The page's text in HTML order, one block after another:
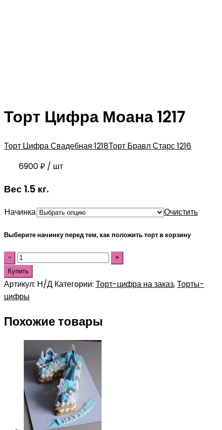
Торт Цифра Моана 1217
Торт Цифра Свадебная 1218Торт Бравл Старс 1216
6900₽ / шт
Вес 1.5 кг.
Начинка Очистить
Выберите начинку перед тем, как положить торт в корзину
Купить
Артикул: Н/Д Категории: Торт-цифра на заказ,Торты-
цифры
Похожие товары